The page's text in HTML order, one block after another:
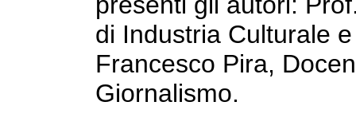
di Industria Culturale
Francesco Pira,
Giornalismo.